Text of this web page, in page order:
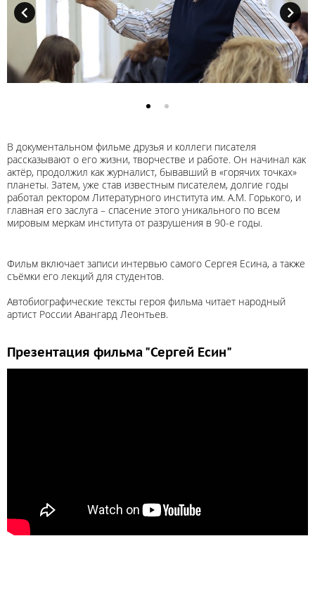
В документальном фильме друзья и коллеги писателя
рассказывают о его жизни, творчестве и работе. Он начинал как
актёр, продолжил как журналист, бывавший в «горячих точках»
планеты. Затем, уже став известным писателем, долгие годы
работал ректором Литературного института им. А.М. Горького, и
главная его заслуга – спасение этого уникального по всем
мировым меркам института от разрушения в 90-е годы.
Фильм включает записи интервью самого Сергея Есина, а также
съёмки его лекций для студентов.
Автобиографические тексты героя фильма читает народный
артист России Авангард Леонтьев.
Презентация фильма "Сергей Есин"